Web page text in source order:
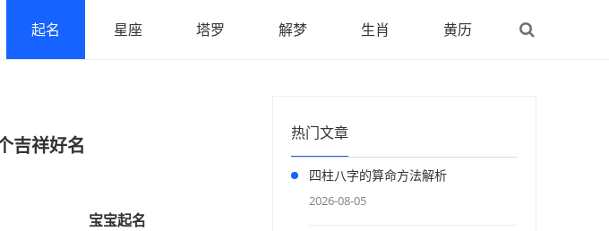
起名 星座 塔罗 解梦 生肖 黄历
吉祥好名
宝宝起名
热门文章
四柱八字的算命方法解析
2026-08-05